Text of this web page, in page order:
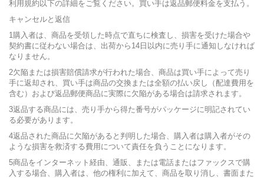
利用規約 以下の詳細をご覧ください。買い手は返品郵便料金を支払う。
キャンセルと返信
1購入者は、商品を受領した時点で直ちに検査し、損害を受けた場合や
契約書に従わない場合は、出荷から14日以内に売り手に通知しなければ
なりません。
2欠陥または損害賠償請求が行われた場合、商品は買い手によって売り
手に返却され、買い手は商品の交換または全額の払い戻し（配達費用を
含む）および返品郵便商品に実際に欠陥がある場合は請求されます。
3返品する商品には、売り手から得た番号がパッケージに明記されてい
る必要があります。
4返品された商品に欠陥があると判明した場合、購入者は購入者がその
ような損害を救済する費用について責任を負うことになります。
5商品をインターネット経由、通販、または電話またはファックスで購
入する場合、購入者は、他の権利に加えて、商品を取り消し、書面また